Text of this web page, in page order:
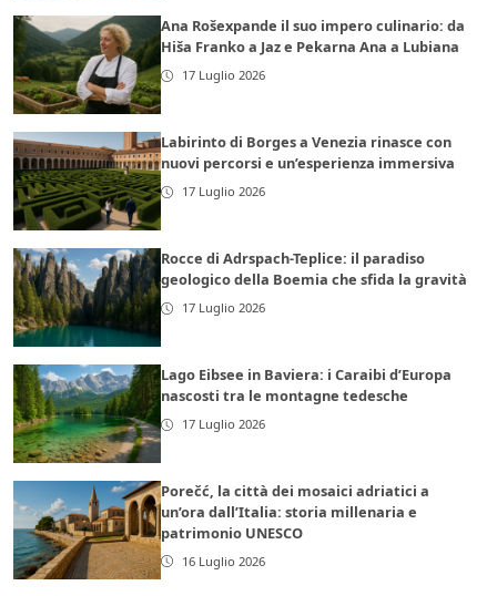
Ana Rošexpande il suo impero culinario: da
Hiša Franko a Jaz e Pekarna Ana a Lubiana
17 Luglio 2026
Labirinto di Borges a Venezia rinasce con
nuovi percorsi e un’esperienza immersiva
17 Luglio 2026
Rocce di Adrspach-Teplice: il paradiso
geologico della Boemia che sfida la gravità
17 Luglio 2026
Lago Eibsee in Baviera: i Caraibi d’Europa
nascosti tra le montagne tedesche
17 Luglio 2026
Porečć, la città dei mosaici adriatici a
un’ora dall’Italia: storia millenaria e
patrimonio UNESCO
16 Luglio 2026